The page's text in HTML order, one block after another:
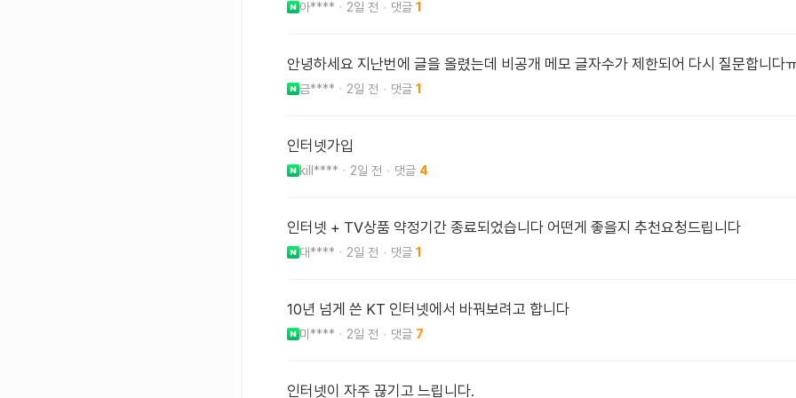
아**** 2일 전 1
안녕하세요 지난번에 글을 올렸는데 비공개 메모 글자수가 제한되어 다시 질문합니다
금**** 2일 전 1
인터넷가입
kill**** 2일 전 4
인터넷 + TV상품 약정기간 종료되었습니다 어떤게 좋을지 추천요청드립니다
대**** 2일 전 1
10년 넘게 쓴 KT 인터넷에서 바꿔보려고 합니다
미**** 2일 전 7
인터넷이 자주 끊기고 느립니다.